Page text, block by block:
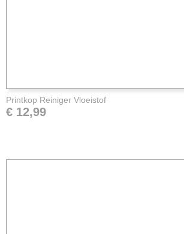
Printkop Reiniger Vloeistof
€ 12,99